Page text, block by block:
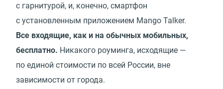
с гарнитурой, и, конечно, смартфон
с установленным приложением Mango Talker.
Все входящие, как и на обычных мобильных,
бесплатно. Никакого роуминга, исходящие —
по единой стоимости по всей России, вне
зависимости от города.